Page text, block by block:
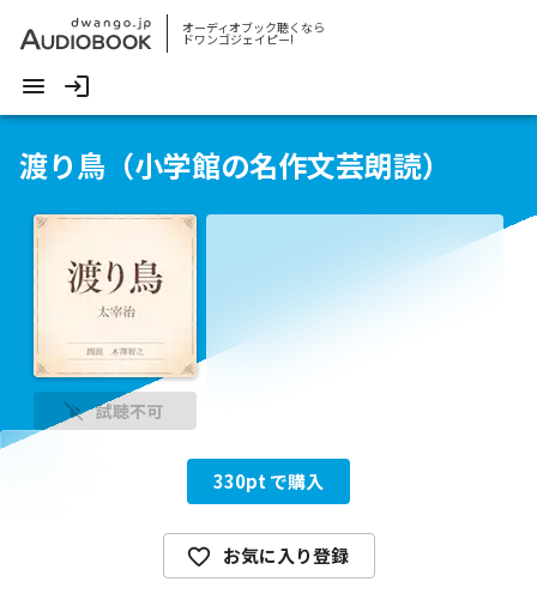
オーディオブック聴くなら
ドワンゴジェイピー!
渡り鳥（小学館の名作文芸朗読）
試聴不可
330pt で購入
お気に入り登録